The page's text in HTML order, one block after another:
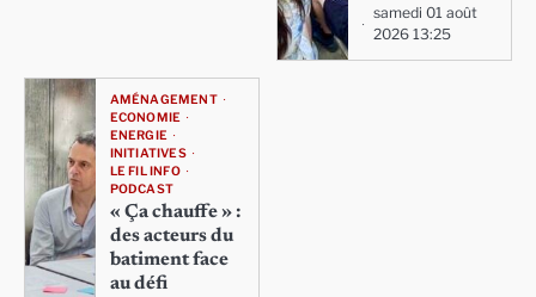
samedi 01 août
2026 13:25
AMÉNAGEMENT
ECONOMIE
ENERGIE
INITIATIVES
LE FIL INFO
PODCAST
« Ça chauffe » :
des acteurs du
batiment face
au défi